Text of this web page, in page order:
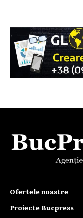
Ofertele noastre
Proiecte Bucpress